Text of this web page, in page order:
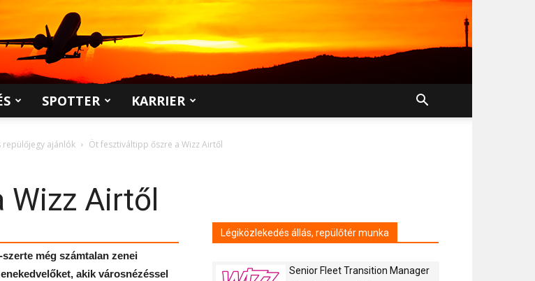
SPOTTER KARRIER
repülőjegy ajánlók Öt fesztiváltipp őszre a Wizz Airtől
Wizz Airtől
még számtalan zenei
akik városnézéssel
Légiközlekedés állás, repülőtér munka
Senior Fleet Transition Manager